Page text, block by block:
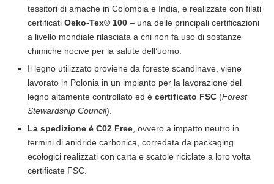
tessitori di amache in Colombia e India, e realizzate con filati
certificati Oeko-Tex® 100 – una delle principali certificazioni
a livello mondiale rilasciata a chi non fa uso di sostanze
chimiche nocive per la salute dell’uomo.
Il legno utilizzato proviene da foreste scandinave, viene
lavorato in Polonia in un impianto per la lavorazione del
legno altamente controllato ed è certificato FSC (Forest
Stewardship Council).
La spedizione è C02 Free , ovvero a impatto neutro in
termini di anidride carbonica, corredata da packaging
ecologici realizzati con carta e scatole riciclate a loro volta
certificate FSC.